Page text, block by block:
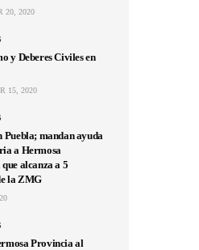
20, 2020
y Deberes Civiles en
15, 2020
Puebla; mandan ayuda
a Hermosa
alcanza a 5
la ZMG
Provincia al